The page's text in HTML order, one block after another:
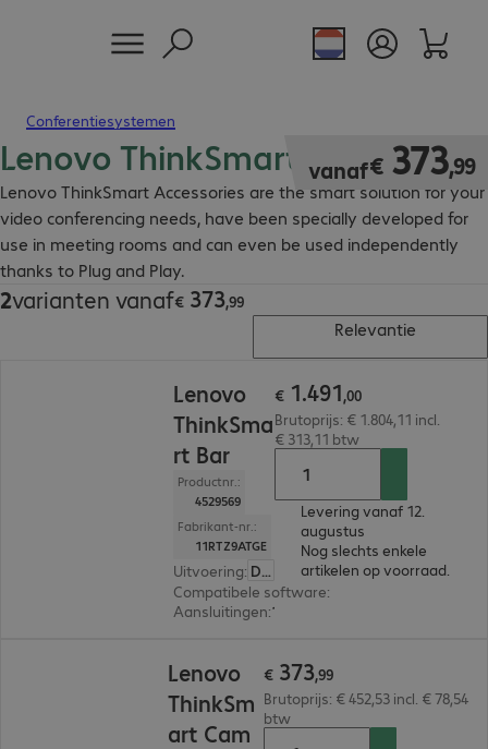
Conferentiesystemen
Lenovo ThinkSmart Accessories
Lenovo ThinkSmart Accessories are the smart solution for your
video conferencing needs, have been specially developed for
use in meeting rooms and can even be used independently
thanks to Plug and Play.
vanaf€ 373,99
€ 373,99
2varianten vanaf€ 373,99
€ 373,99
Relevantie
Lenovo
ThinkSma
rt Bar
Productnr.:
4529569
Fabrikant-nr.:
11RTZ9ATGE
Uitvoering:
Duitsland
Compatibele software:
Aansluitingen:
€ 1.491,00
Brutoprijs: € 1.804,11 incl.
€ 313,11 btw
Levering vanaf 12.
augustus
Nog slechts enkele
artikelen op voorraad.
Lenovo
ThinkSm
art Cam
€ 373,99
Brutoprijs: € 452,53 incl. € 78,54
btw